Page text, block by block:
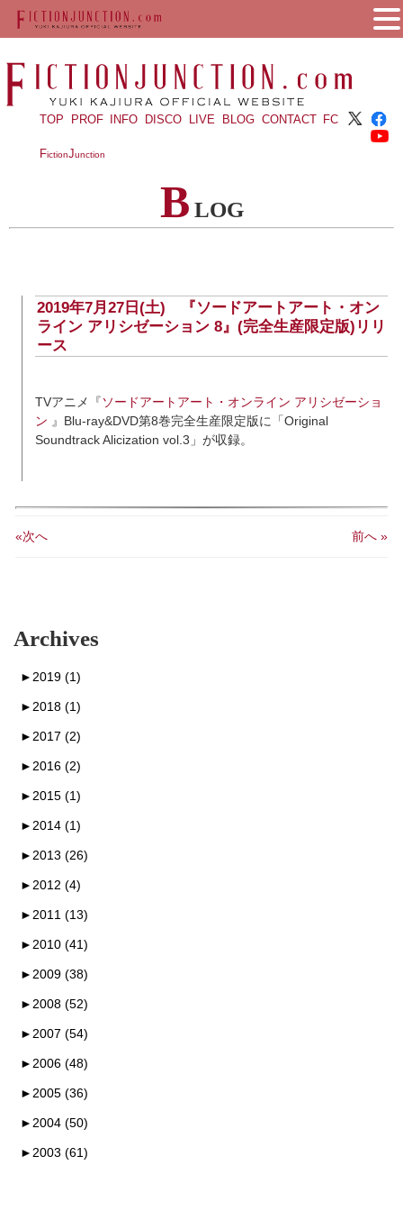
TOP PROF INFO DISCO LIVE BLOG CONTACT FC
FictionJunction
B LOG
2019年7月27日(土) 『ソードアートアート・オン
ライン アリシゼーション 8』(完全生産限定版)リリ
ース
TVアニメ『ソードアートアート・オンライン アリシゼーショ
ン 』Blu-ray&DVD第8巻完全生産限定版に「Original
Soundtrack Alicization vol.3」が収録。
«次へ 前へ »
Archives
► 2019 (1)
► 2018 (1)
► 2017 (2)
► 2016 (2)
► 2015 (1)
► 2014 (1)
► 2013 (26)
► 2012 (4)
► 2011 (13)
► 2010 (41)
► 2009 (38)
► 2008 (52)
► 2007 (54)
► 2006 (48)
► 2005 (36)
► 2004 (50)
► 2003 (61)